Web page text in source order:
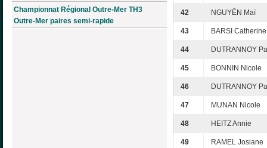
Championnat Régional Outre-Mer TH3
Outre-Mer paires semi-rapide
42 NGUYÊN Maï
43 BARSI Catherine
44 DUTRANNOY
45 BONNIN Nicole
46 DUTRANNOY
47 MUNAN Nicole
48 HEITZ Annie
49 RAMEL Josiane